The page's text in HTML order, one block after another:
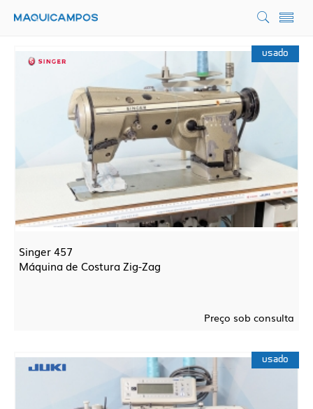
usado
Singer 457
Máquina de Costura Zig-Zag
Preço sob consulta
usado